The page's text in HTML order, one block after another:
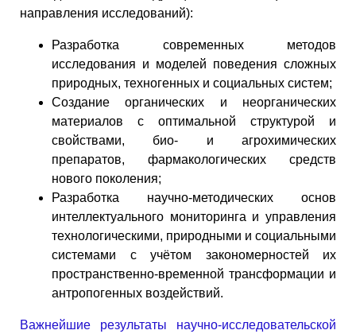
направления исследований):
Разработка современных методов
исследования и моделей поведения сложных
природных, техногенных и социальных систем;
Создание органических и неорганических
материалов с оптимальной структурой и
свойствами, био- и агрохимических
препаратов, фармакологических средств
нового поколения;
Разработка научно-методических основ
интеллектуального мониторинга и управления
технологическими, природными и социальными
системами с учётом закономерностей их
пространственно-временной трансформации и
антропогенных воздействий.
Важнейшие результаты научно-исследовательской